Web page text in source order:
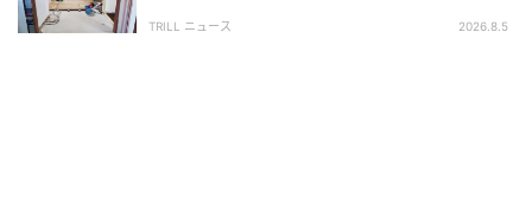
本来100万円で済んだはずの修繕費が、将来的には150
TRILL ニュース 2026.8.5